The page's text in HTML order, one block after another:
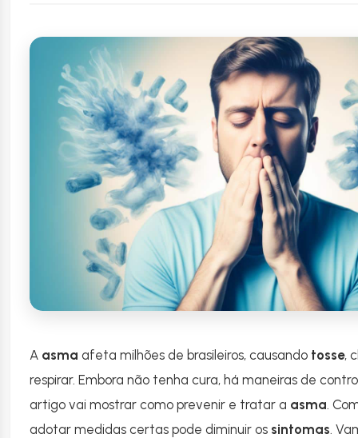
A asma afeta milhões de brasileiros, causando tosse,
respirar. Embora não tenha cura, há maneiras de
artigo vai mostrar como prevenir e tratar a asma .
adotar medidas certas pode diminuir os sintomas .